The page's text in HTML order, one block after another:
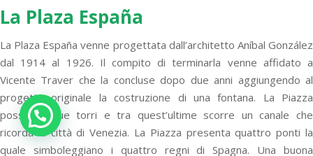
La Plaza España
La Plaza España venne progettata dall’architetto Aníbal González
dal 1914 al 1926. Il compito di terminarla venne affidato a
Vicente Traver che la concluse dopo due anni aggiungendo al
progetto originale la costruzione di una fontana. La Piazza
possiede due torri e tra quest’ultime scorre un canale che
ricorda la città di Venezia. La Piazza presenta quattro ponti la
quale simboleggiano i quattro regni di Spagna. Una buona